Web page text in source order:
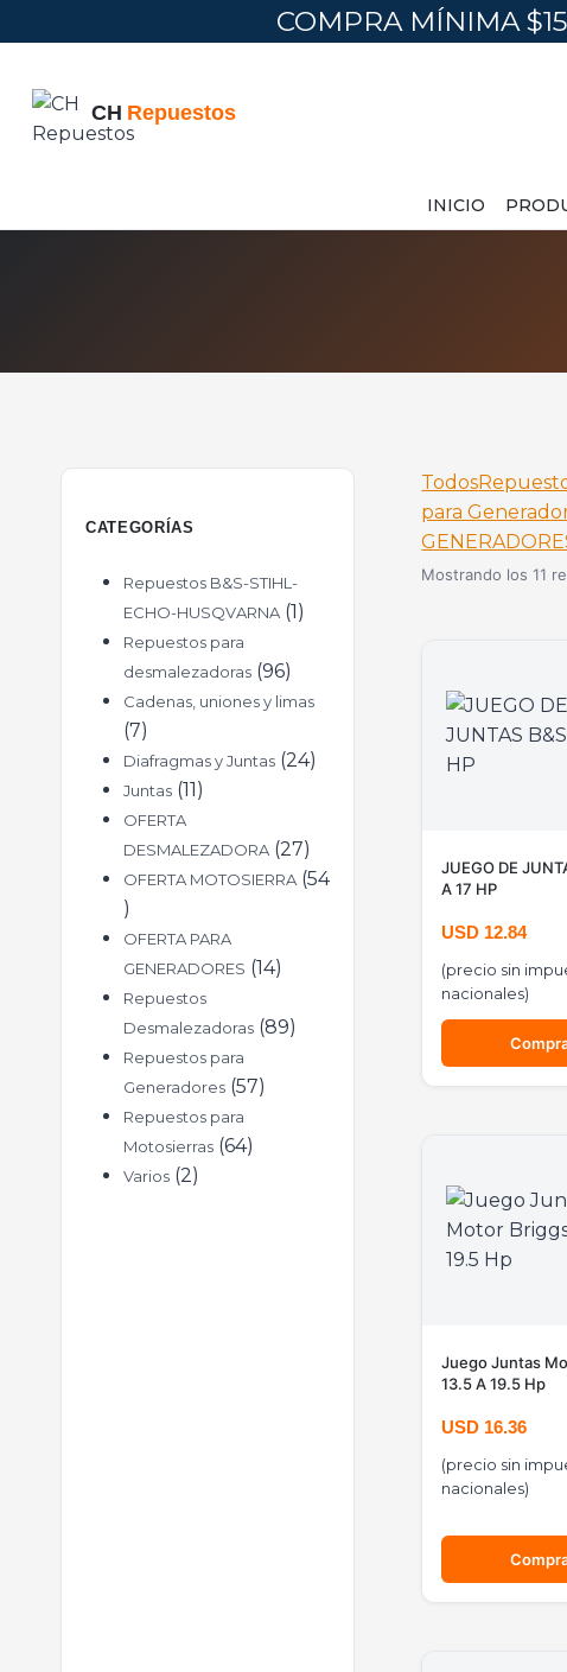
COMPRA MÍNIMA
INICIO
Todos
para
Mostrando los 11
JUEGO DE
A 17 HP
USD 12.84
(precio sin
nacionales)
Juego Juntas
13.5 A 19.5 Hp
USD 16.36
(precio sin
nacionales)
CATEGORÍAS
Repuestos B&S-STIHL-
ECHO-HUSQVARNA 1
Repuestos para
desmalezadoras 96
Cadenas, uniones y limas
7
Diafragmas y Juntas 24
Juntas 11
OFERTA
DESMALEZADORA 27
OFERTA MOTOSIERRA 54
OFERTA PARA
GENERADORES
14
Repuestos
Desmalezadoras 89
Repuestos para
Generadores 57
Repuestos para
Motosierras 64
Varios 2